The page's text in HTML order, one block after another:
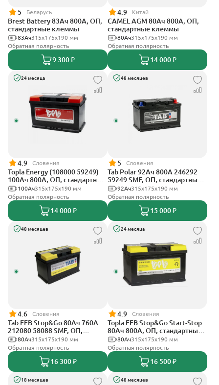
5 Беларусь
Brest Battery 83Ач 800А, ОП,
стандартные клеммы
315x175x190 мм
83Ач
Обратная полярность
9 300 ₽
4.9 Китай
CAMEL AGM 80Ач 800А, ОП,
стандартные клеммы
315x175x190 мм
80Ач
Обратная полярность
14 000 ₽
24 месяца
4.9 Словения
Topla Energy (108000 59249)
100Ач 800А, ОП, стандартные
клеммы315x175x190 мм
100Ач
Обратная полярность
14 000 ₽
48 месяцев
5 Словения
Tab Polar 92Ач 800А 246292
59249 SMF, ОП, стандартные
клеммы315x175x190 мм
92Ач
Обратная полярность
15 000 ₽
48 месяцев
4.6 Словения
Tab EFB Stop&Go 80Ач 760А
212080 58088 SMF, ОП,
стандартные клеммы
315x175x190 мм
80Ач
Обратная полярность
16 300 ₽
24 месяца
4.9 Словения
Topla EFB Stop&Go Start-Stop
80Ач 800А, ОП, стандартные
клеммы315x175x190 мм
80Ач
Обратная полярность
16 500 ₽
18 месяцев 48 месяцев